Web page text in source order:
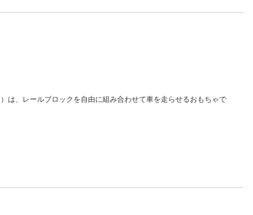
は、レールブロックを自由に組み合わせて車を走らせるおもちゃで